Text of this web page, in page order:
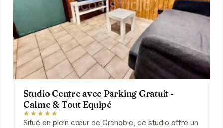
Studio Centre avec Parking Gratuit -
Calme & Tout Equipé
★★★★★
Situé en plein cœur de Grenoble, ce studio offre un